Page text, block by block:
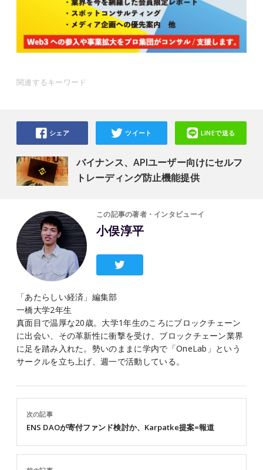
関連するキーワード
バイナンス、APIユーザー向けにセルフ
トレーディング防止機能提供
シェア ツイート LINEで送る
この記事の著者・インタビューイ
小俣淳平
「あたらしい経済」編集部
一橋大学2年生
真面目で温厚な20歳。大学1年生のころにブロックチェーン
に出会い、その革新性に衝撃を受け、ブロックチェーン業界
に足を踏み入れた。勢いのままに学内で「OneLab」という
サークルを立ち上げ、週一で活動している。
次の記事
ENS DAOが寄付ファンド検討か、Karpatke提案=報道